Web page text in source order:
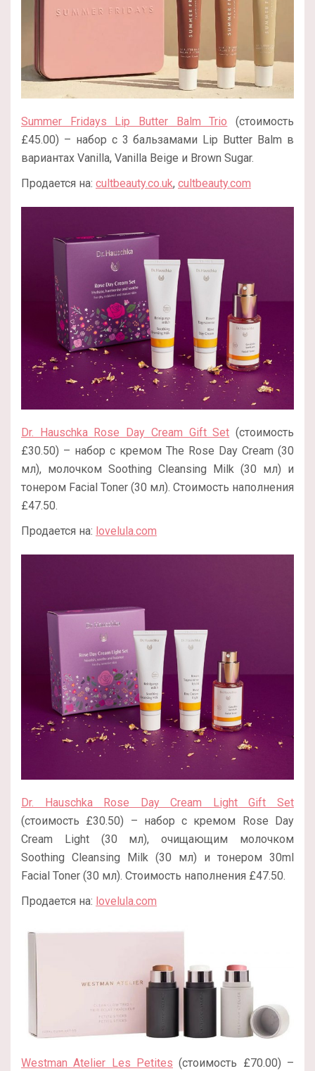
Summer Fridays Lip Butter Balm Trio (стоимость
£45.00) – набор с 3 бальзамами Lip Butter Balm в
вариантах Vanilla, Vanilla Beige и Brown Sugar.
Продается на: cultbeauty.co.uk, cultbeauty.com
Dr. Hauschka Rose Day Cream Gift Set (стоимость
£30.50) – набор с кремом The Rose Day Cream (30
мл), молочком Soothing Cleansing Milk (30 мл) и
тонером Facial Toner (30 мл). Стоимость наполнения
£47.50.
Продается на: lovelula.com
Dr. Hauschka Rose Day Cream Light Gift Set
(стоимость £30.50) – набор с кремом Rose Day
Cream Light (30 мл), очищающим молочком
Soothing Cleansing Milk (30 мл) и тонером 30ml
Facial Toner (30 мл). Стоимость наполнения £47.50.
Продается на: lovelula.com
Westman Atelier Les Petites (стоимость £70.00) –